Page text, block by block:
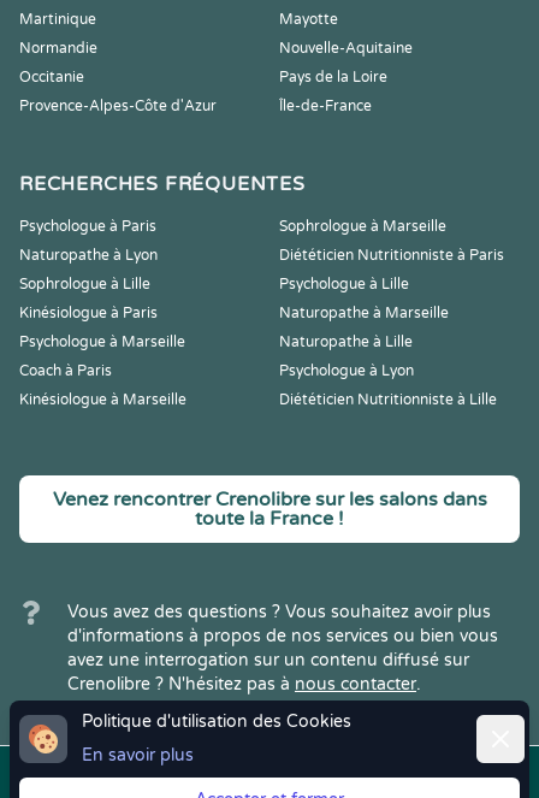
Politique d'utilisation des Cookies
En savoir plus
Martinique
Mayotte
Normandie
Nouvelle-Aquitaine
Occitanie
Pays de la Loire
Provence-Alpes-Côte d'Azur
Île-de-France
RECHERCHES FRÉQUENTES
Psychologue à Paris
Sophrologue à Marseille
Naturopathe à Lyon
Diététicien Nutritionniste à Paris
Sophrologue à Lille
Psychologue à Lille
Kinésiologue à Paris
Naturopathe à Marseille
Psychologue à Marseille
Naturopathe à Lille
Coach à Paris
Psychologue à Lyon
Kinésiologue à Marseille
Diététicien Nutritionniste à Lille
Venez rencontrer Crenolibre sur les salons dans
toute la France !
Vous avez des questions ? Vous souhaitez avoir plus
d'informations à propos de nos services ou bien vous
avez une interrogation sur un contenu diffusé sur
Crenolibre ? N'hésitez pas à nous contacter.
Copyright © 2022Crenolibre, tous Mentions | CGV | RGPD